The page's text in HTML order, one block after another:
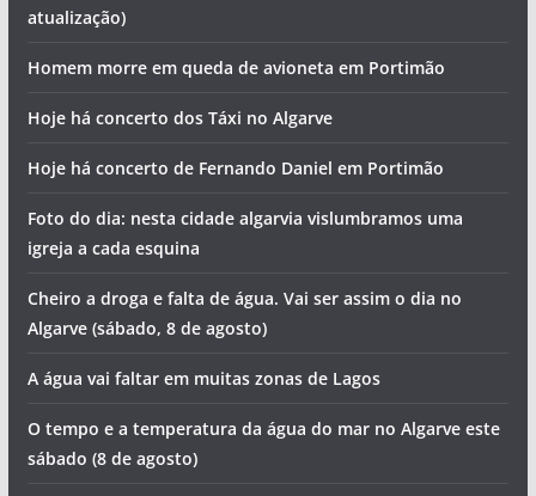
atualização)
Homem morre em queda de avioneta em Portimão
Hoje há concerto dos Táxi no Algarve
Hoje há concerto de Fernando Daniel em Portimão
Foto do dia: nesta cidade algarvia vislumbramos uma
igreja a cada esquina
Cheiro a droga e falta de água. Vai ser assim o dia no
Algarve (sábado, 8 de agosto)
A água vai faltar em muitas zonas de Lagos
O tempo e a temperatura da água do mar no Algarve este
sábado (8 de agosto)